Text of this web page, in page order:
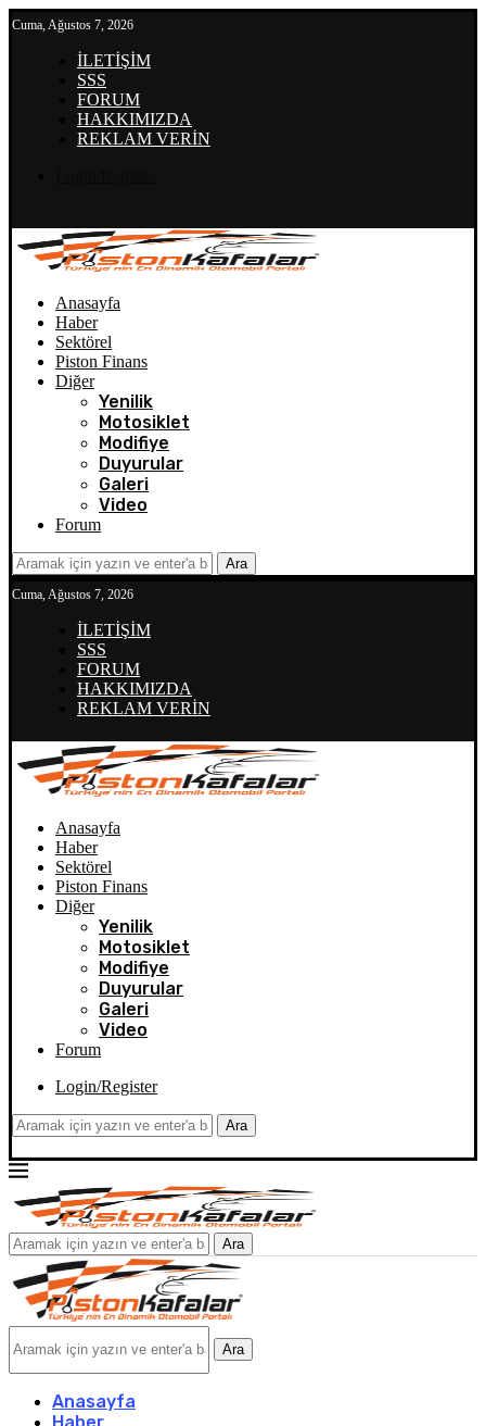
Cuma, Ağustos 7, 2026
İLETİŞİM
SSS
FORUM
HAKKIMIZDA
REKLAM VERİN
Anasayfa
Haber
Sektörel
Piston Finans
Diğer
Yenilik
Motosiklet
Modifiye
Duyurular
Galeri
Video
Forum
Ara
Cuma, Ağustos 7, 2026
İLETİŞİM
SSS
FORUM
HAKKIMIZDA
REKLAM VERİN
Anasayfa
Haber
Sektörel
Piston Finans
Diğer
Yenilik
Motosiklet
Modifiye
Duyurular
Galeri
Video
Forum
Login/Register
Ara
Ara
Ara
Anasayfa